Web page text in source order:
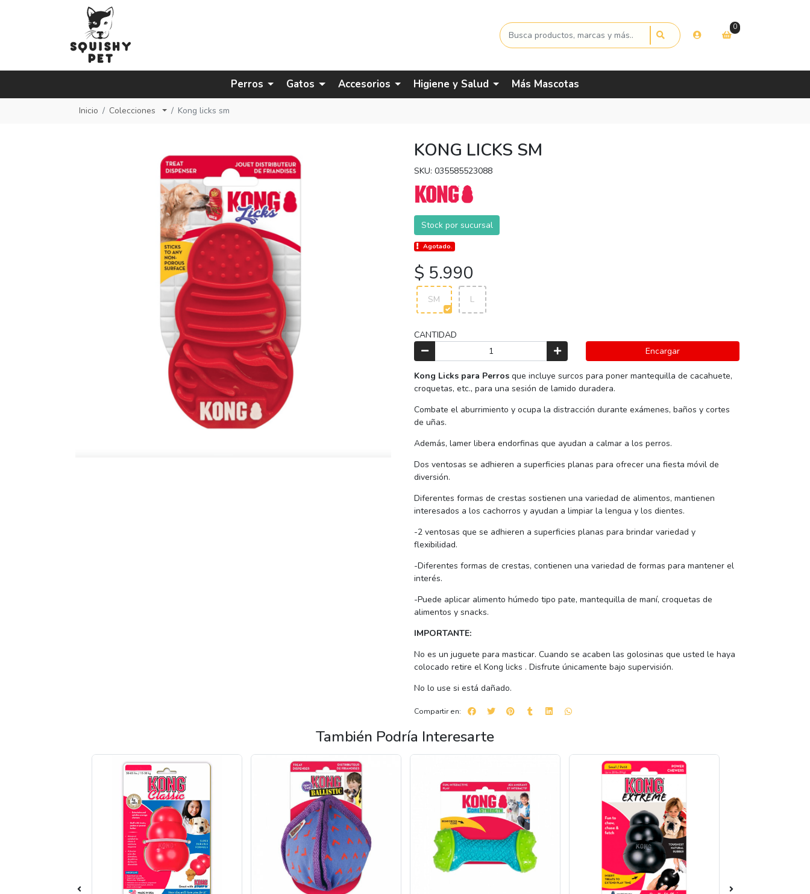
0
Perros Gatos Accesorios Higiene y Salud Más Mascotas
Inicio Colecciones Kong licks sm
KONG LICKS SM
SKU: 035585523088
Stock por sucursal
Agotado.
$ 5.990
SM L
CANTIDAD
Encargar
Kong Licks para Perros que incluye surcos para poner mantequilla de cacahuete,
croquetas, etc., para una sesión de lamido duradera.
Combate el aburrimiento y ocupa la distracción durante exámenes, baños y cortes
de uñas.
Además, lamer libera endorfinas que ayudan a calmar a los perros.
Dos ventosas se adhieren a superficies planas para ofrecer una fiesta móvil de
diversión.
Diferentes formas de crestas sostienen una variedad de alimentos, mantienen
interesados a los cachorros y ayudan a limpiar la lengua y los dientes.
-2 ventosas que se adhieren a superficies planas para brindar variedad y
flexibilidad.
-Diferentes formas de crestas, contienen una variedad de formas para mantener el
interés.
-Puede aplicar alimento húmedo tipo pate, mantequilla de maní, croquetas de
alimentos y snacks.
IMPORTANTE:
No es un juguete para masticar. Cuando se acaben las golosinas que usted le haya
colocado retire el Kong licks . Disfrute únicamente bajo supervisión.
No lo use si está dañado.
Compartir en:
También Podría Interesarte